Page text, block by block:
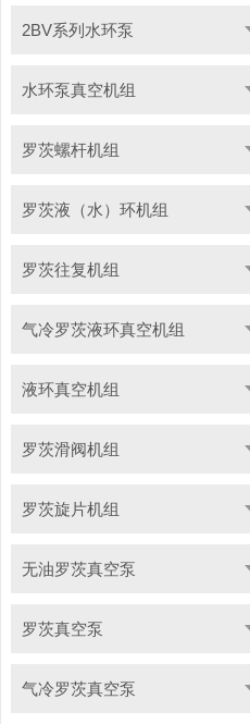
2BV系列水环泵
水环泵真空机组
罗茨螺杆机组
罗茨液（水）环机组
罗茨往复机组
气冷罗茨液环真空机组
液环真空机组
罗茨滑阀机组
罗茨旋片机组
无油罗茨真空泵
罗茨真空泵
气冷罗茨真空泵